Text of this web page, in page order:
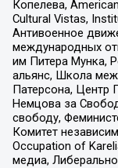
Копелева,
Cultural Vistas,
Антивоенное
международных
им Питера Мунка,
альянс, Школа
Патерсона, Центр
Немцова за
свободу,
Комитет
Occupation of
медиа,